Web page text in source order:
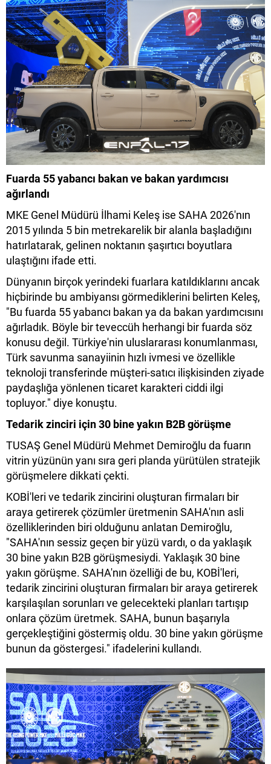
Fuarda 55 yabancı bakan ve bakan yardımcısı
ağırlandı
MKE Genel Müdürü İlhami Keleş ise SAHA 2026'nın
2015 yılında 5 bin metrekarelik bir alanla başladığını
hatırlatarak, gelinen noktanın şaşırtıcı boyutlara
ulaştığını ifade etti.
Dünyanın birçok yerindeki fuarlara katıldıklarını ancak
hiçbirinde bu ambiyansı görmediklerini belirten Keleş,
"Bu fuarda 55 yabancı bakan ya da bakan yardımcısını
ağırladık. Böyle bir teveccüh herhangi bir fuarda söz
konusu değil. Türkiye'nin uluslararası konumlanması,
Türk savunma sanayiinin hızlı ivmesi ve özellikle
teknoloji transferinde müşteri-satıcı ilişkisinden ziyade
paydaşlığa yönlenen ticaret karakteri ciddi ilgi
topluyor." diye konuştu.
Tedarik zinciri için 30 bine yakın B2B görüşme
TUSAŞ Genel Müdürü Mehmet Demiroğlu da fuarın
vitrin yüzünün yanı sıra geri planda yürütülen stratejik
görüşmelere dikkati çekti.
KOBİ'leri ve tedarik zincirini oluşturan firmaları bir
araya getirerek çözümler üretmenin SAHA'nın asli
özelliklerinden biri olduğunu anlatan Demiroğlu,
"SAHA'nın sessiz geçen bir yüzü vardı, o da yaklaşık
30 bine yakın B2B görüşmesiydi. Yaklaşık 30 bine
yakın görüşme. SAHA'nın özelliği de bu, KOBİ'leri,
tedarik zincirini oluşturan firmaları bir araya getirerek
karşılaşılan sorunları ve gelecekteki planları tartışıp
onlara çözüm üretmek. SAHA, bunun başarıyla
gerçekleştiğini göstermiş oldu. 30 bine yakın görüşme
bunun da göstergesi." ifadelerini kullandı.